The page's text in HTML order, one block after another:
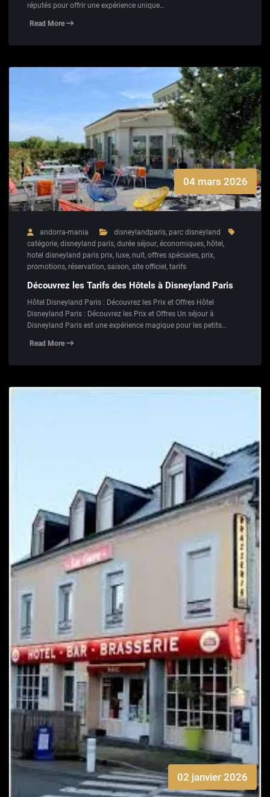
réputés pour offrir une expérience unique…
Read More
04 mars 2026
andorra-mania disneylandparis, parc disneyland
catégorie, disneyland paris, durée séjour, économiques, hôtel,
hotel disneyland paris prix, luxe, nuit, offres spéciales, prix,
promotions, réservation, saison, site officiel, tarifs
Découvrez les Tarifs des Hôtels à Disneyland Paris
Hôtel Disneyland Paris : Découvrez les Prix et Offres Hôtel
Disneyland Paris : Découvrez les Prix et Offres Un séjour à
Disneyland Paris est une expérience magique pour les petits…
Read More
02 janvier 2026